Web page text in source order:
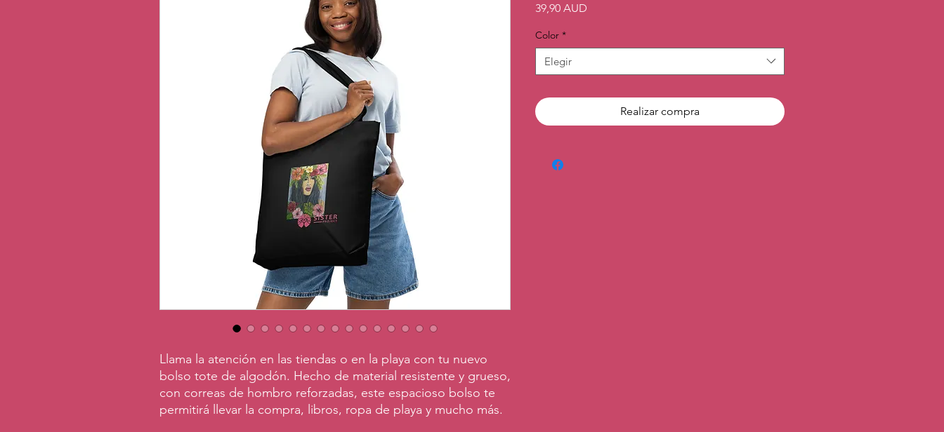
Llama la atención en las tiendas o en la playa con tu nuevo
bolso tote de algodón. Hecho de material resistente y grueso,
con correas de hombro reforzadas, este espacioso bolso te
permitirá llevar la compra, libros, ropa de playa y mucho más.
39,90 AUD
Color *
Elegir
Realizar compra